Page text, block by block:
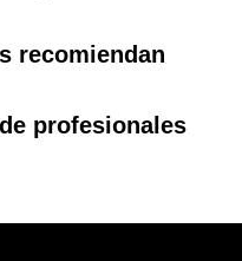
recomiendan
profesionales